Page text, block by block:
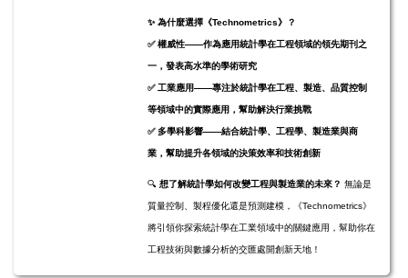
✨為什麼選擇《Technometrics》？
✅權威性——作為應用統計學在工程領域的領先期刊之
一，發表高水準的學術研究
✅工業應用——專注於統計學在工程、製造、品質控制
等領域中的實際應用，幫助解決行業挑戰
✅多學科影響——結合統計學、工程學、製造業與商
業，幫助提升各領域的決策效率和技術創新
🔍 想了解統計學如何改變工程與製造業的未來？ 無論是
質量控制、製程優化還是預測建模，《Technometrics》
將引領你探索統計學在工業領域中的關鍵應用，幫助你在
工程技術與數據分析的交匯處開創新天地！